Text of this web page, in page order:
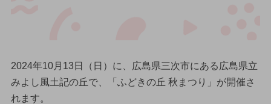
2024年10月13日（日）に、広島県三次市にある広島県立
みよし風土記の丘で、「ふどきの丘 秋まつり」が開催さ
れます。